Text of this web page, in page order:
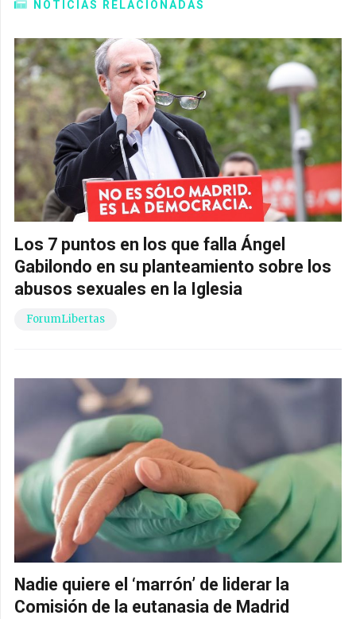
NOTICIAS RELACIONADAS
Los 7 puntos en los que falla Ángel
Gabilondo en su planteamiento sobre los
abusos sexuales en la Iglesia
ForumLibertas
Nadie quiere el ‘marrón’ de liderar la
Comisión de la eutanasia de Madrid